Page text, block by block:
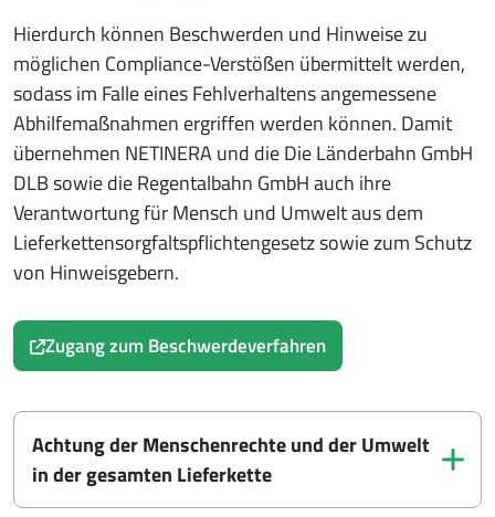
Hierdurch können Beschwerden und Hinweise zu
möglichen Compliance-Verstößen übermittelt werden,
sodass im Falle eines Fehlverhaltens angemessene
Abhilfemaßnahmen ergriffen werden können. Damit
übernehmen NETINERA und die Die Länderbahn GmbH
DLB sowie die Regentalbahn GmbH auch ihre
Verantwortung für Mensch und Umwelt aus dem
Lieferkettensorgfaltspflichtengesetz sowie zum Schutz
von Hinweisgebern.
Zugang zum Beschwerdeverfahren
Achtung der Menschenrechte und der Umwelt
in der gesamten Lieferkette